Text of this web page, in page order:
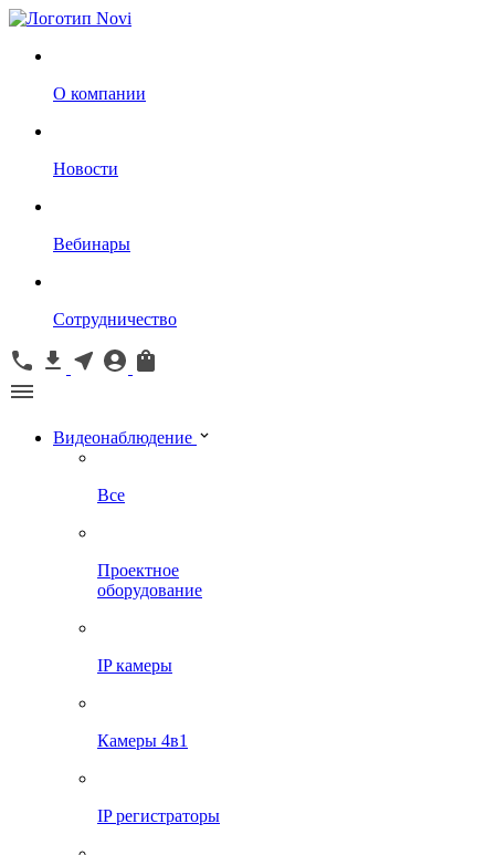
О компании
Новости
Вебинары
Сотрудничество
Видеонаблюдение
Все
Проектное
оборудование
IP камеры
Камеры 4в1
IP регистраторы